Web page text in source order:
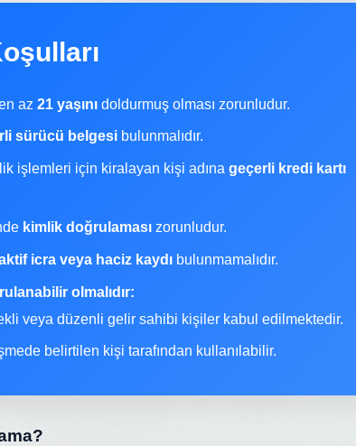
az 21 yaşını doldurmuş olması zorunludur.
sürücü belgesi bulunmalıdır.
işlemleri için kiralayan kişi adına geçerli kredi kartı
kimlik doğrulaması zorunludur.
icra veya haciz kaydı bulunmamalıdır.
olmalıdır:
veya düzenli gelir sahibi kişiler kabul edilmektedir.
belirtilen kişi tarafından kullanılabilir.